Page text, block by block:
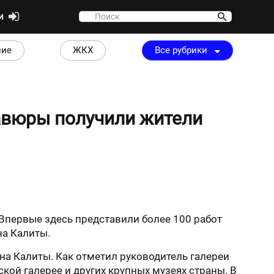
ЖКХ Все рубрики
получили жители
здесь представили более 100 работ
Калиты.
Калиты. Как отметил руководитель галереи
галерее и других крупных музеях страны. В